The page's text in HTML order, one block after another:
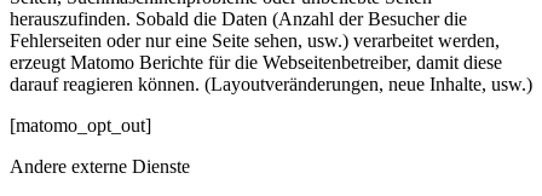
herauszufinden. Sobald die Daten (Anzahl der Besucher die
Fehlerseiten oder nur eine Seite sehen, usw.) verarbeitet werden,
erzeugt Matomo Berichte für die Webseitenbetreiber, damit diese
darauf reagieren können. (Layoutveränderungen, neue Inhalte, usw.)
[matomo_opt_out]
Andere externe Dienste